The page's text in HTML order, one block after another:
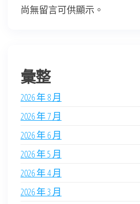
尚無留言可供顯示。
彙整
2026 年 8 月
2026 年 7 月
2026 年 6 月
2026 年 5 月
2026 年 4 月
2026 年 3 月